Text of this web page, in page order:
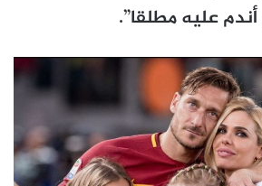
عليه مطلقا”.